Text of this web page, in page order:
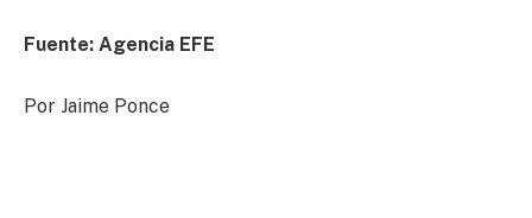
Fuente: Agencia EFE
Por Jaime Ponce